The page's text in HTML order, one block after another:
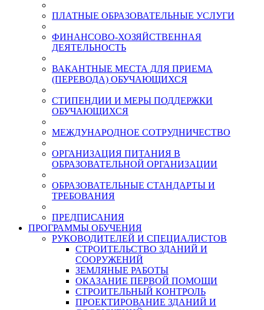
ПЛАТНЫЕ ОБРАЗОВАТЕЛЬНЫЕ УСЛУГИ
ФИНАНСОВО-ХОЗЯЙСТВЕННАЯ
ДЕЯТЕЛЬНОСТЬ
ВАКАНТНЫЕ МЕСТА ДЛЯ ПРИЕМА
(ПЕРЕВОДА) ОБУЧАЮЩИХСЯ
СТИПЕНДИИ И МЕРЫ ПОДДЕРЖКИ
ОБУЧАЮЩИХСЯ
МЕЖДУНАРОДНОЕ СОТРУДНИЧЕСТВО
ОРГАНИЗАЦИЯ ПИТАНИЯ В
ОБРАЗОВАТЕЛЬНОЙ ОРГАНИЗАЦИИ
ОБРАЗОВАТЕЛЬНЫЕ СТАНДАРТЫ И
ТРЕБОВАНИЯ
ПРЕДПИСАНИЯ
ПРОГРАММЫ ОБУЧЕНИЯ
РУКОВОДИТЕЛЕЙ И СПЕЦИАЛИСТОВ
СТРОИТЕЛЬСТВО ЗДАНИЙ И
СООРУЖЕНИЙ
ЗЕМЛЯНЫЕ РАБОТЫ
ОКАЗАНИЕ ПЕРВОЙ ПОМОЩИ
СТРОИТЕЛЬНЫЙ КОНТРОЛЬ
ПРОЕКТИРОВАНИЕ ЗДАНИЙ И